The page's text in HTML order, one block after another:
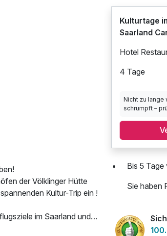
der Völklinger Hütte
Kultur-Trip ein !
im Saarland und
Kulturtage
Saarland
Hotel
4 Tage
Nicht zu lange
schrumpft –
Bis 5
Sie haben